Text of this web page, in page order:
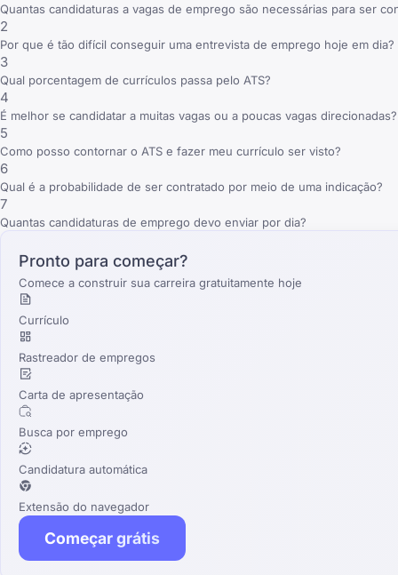
Quantas candidaturas a vagas de emprego são necessárias para ser
2
Por que é tão difícil conseguir uma entrevista de emprego hoje em dia?
3
Qual porcentagem de currículos passa pelo ATS?
4
É melhor se candidatar a muitas vagas ou a poucas vagas direcionadas?
5
Como posso contornar o ATS e fazer meu currículo ser visto?
6
Qual é a probabilidade de ser contratado por meio de uma indicação?
7
Quantas candidaturas de emprego devo enviar por dia?
Pronto para começar?
Comece a construir sua carreira gratuitamente hoje
Currículo
Rastreador de empregos
Carta de apresentação
Busca por emprego
Candidatura automática
Extensão do navegador
Começar grátis